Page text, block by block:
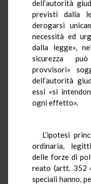
dell’autorità
previsti dalla
derogarsi
necessità ed
dalla legge»,
sicurezza
provvisori»
dell’autorità
essi «si
ogni effetto».
L’ipotesi
ordinaria,
delle forze di
reato (artt. 352
speciali hanno,